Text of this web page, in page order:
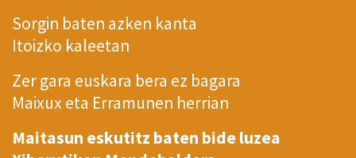
Sorgin baten azken kanta
Itoizko kaleetan
Zer gara euskara bera ez bagara
Maixux eta Erramunen herrian
Maitasun eskutitz baten bide luzea